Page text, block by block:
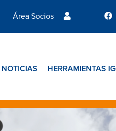
Área Socios
NOTICIAS HERRAMIENTAS IG